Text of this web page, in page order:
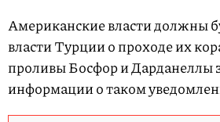
Американские власти должны
власти Турции о проходе их
проливы Босфор и Дарданеллы
информации о таком